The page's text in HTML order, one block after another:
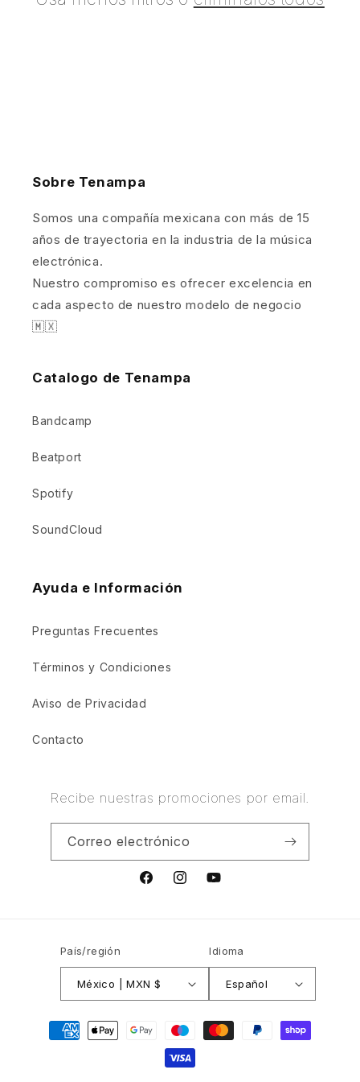
Sobre Tenampa
Somos una compañía mexicana con más de 15
años de trayectoria en la industria de la música
electrónica.
Nuestro compromiso es ofrecer excelencia en
cada aspecto de nuestro modelo de negocio
🇲🇽
Catalogo de Tenampa
Bandcamp
Beatport
Spotify
SoundCloud
Ayuda e Información
Preguntas Frecuentes
Términos y Condiciones
Aviso de Privacidad
Contacto
Recibe nuestras promociones por email.
Correo electrónico
FacebookInstagramYouTube
País/región
México | MXN $
Idioma
Español
Formas